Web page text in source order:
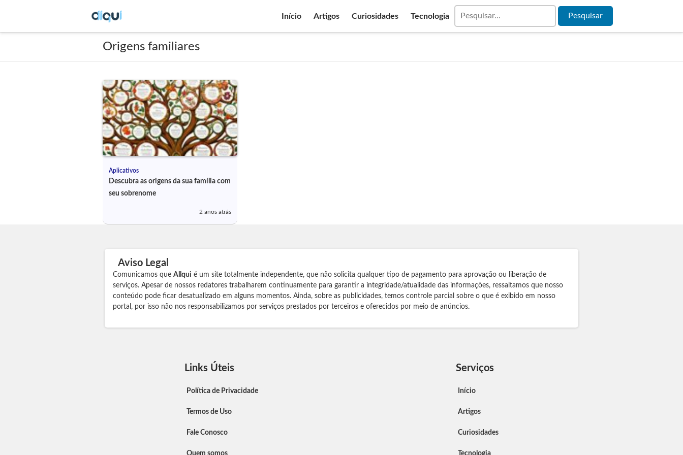
Início Artigos Curiosidades Tecnologia
Origens familiares
Aplicativos
Descubra as origens da sua família com
seu sobrenome
2 anos atrás
Aviso Legal
Comunicamos que Allqui é um site totalmente independente, que não solicita qualquer tipo de pagamento para aprovação ou liberação de
serviços. Apesar de nossos redatores trabalharem continuamente para garantir a integridade/atualidade das informações, ressaltamos que nosso
conteúdo pode ficar desatualizado em alguns momentos. Ainda, sobre as publicidades, temos controle parcial sobre o que é exibido em nosso
portal, por isso não nos responsabilizamos por serviços prestados por terceiros e oferecidos por meio de anúncios.
Links Úteis
Política de Privacidade
Termos de Uso
Fale Conosco
Quem somos
Serviços
Início
Artigos
Curiosidades
Tecnologia